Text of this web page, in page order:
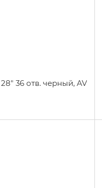
36 отв. черный, AV